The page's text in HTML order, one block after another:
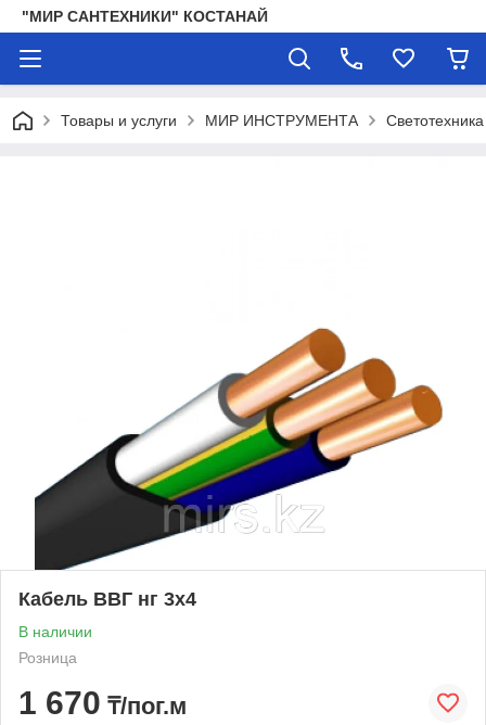
"МИР САНТЕХНИКИ" КОСТАНАЙ
Товары и услуги МИР ИНСТРУМЕНТА Светотехника
Кабель ВВГ нг 3х4
В наличии
Розница
1 670 ₸/пог.м